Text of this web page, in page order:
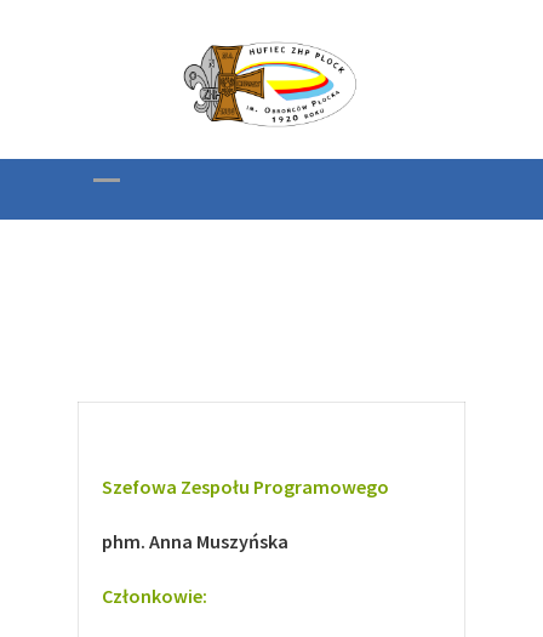
Szefowa Zespołu Programowego
phm. Anna Muszyńska
Członkowie: